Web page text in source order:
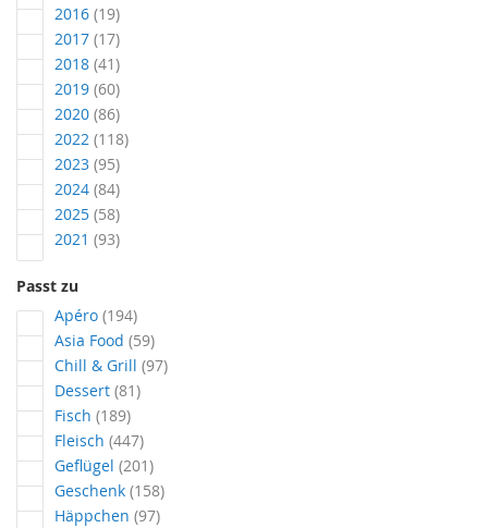
2016 19Artikel
2017 17Artikel
2018 41Artikel
2019 60Artikel
2020 86Artikel
2022 118Artikel
2023 95Artikel
2024 84Artikel
2025 58Artikel
2021 93Artikel
Passt zu
Apéro 194Artikel
Asia Food 59Artikel
Chill & Grill 97Artikel
Dessert 81Artikel
Fisch 189Artikel
Fleisch 447Artikel
Geflügel 201Artikel
Geschenk 158Artikel
Häppchen 97Artikel